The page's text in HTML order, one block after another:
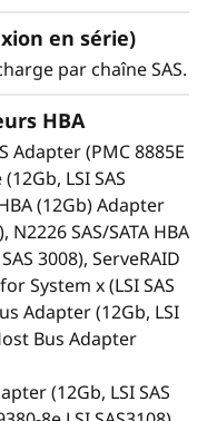
les serveurs
d'E/S,
et des
pour les
de
données,
multimédia en
des fichiers
clients
d'un espace
en série)
par chaîne SAS.
HBA
Adapter (PMC 8885E
LSI SAS
(12Gb) Adapter
N2226 SAS/SATA HBA
3008), ServeRAID
System x (LSI SAS
Adapter (12Gb, LSI
Bus Adapter
(12Gb, LSI SAS